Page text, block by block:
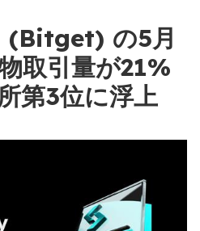
(Bitget) の5月
取引量が21%
第3位に浮上